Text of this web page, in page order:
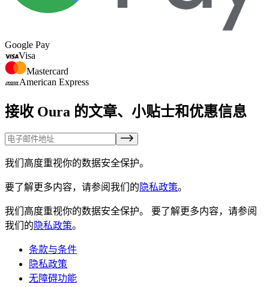
Google Pay
Visa
Mastercard
American Express
接收 Oura 的文章、小贴士和优惠信息
我们高度重视你的数据安全保护。
要了解更多内容，请参阅我们的 隐私政策。
我们高度重视你的数据安全保护。
要了解更多内容，请参阅
我们的 隐私政策。
条款与条件
隐私政策
无障碍功能